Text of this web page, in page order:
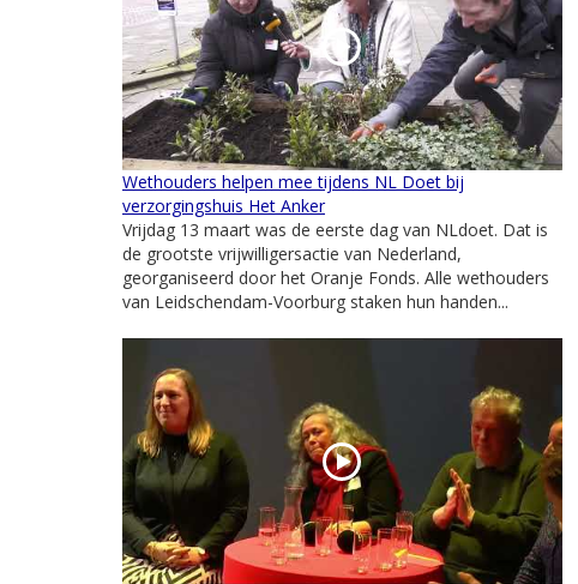
Wethouders helpen mee tijdens NL Doet bij
verzorgingshuis Het Anker
Vrijdag 13 maart was de eerste dag van NLdoet. Dat is
de grootste vrijwilligersactie van Nederland,
georganiseerd door het Oranje Fonds. Alle wethouders
van Leidschendam-Voorburg staken hun handen...